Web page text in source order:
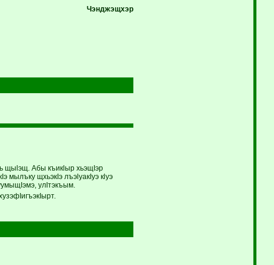
Чэнджэщхэр
щыlэщ. Абы къикlыр хьэщIэр
мылъку щхьэкIэ лъэlуакIуэ кlуэ
улIтэкъым.